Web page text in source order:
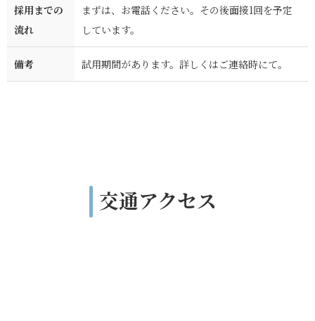
採用までの
流れ
まずは、お電話ください。その後面接1回を予定
しています。
備考 試用期間があります。詳しくはご連絡時にて。
交通アクセス